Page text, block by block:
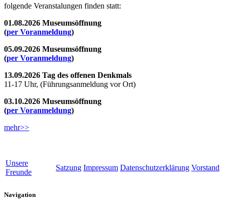
folgende Veranstalungen finden statt:
01.08.2026 Museumsöffnung
(per Voranmeldung)
05.09.2026 Museumsöffnung
(per Voranmeldung)
13.09.2026 Tag des offenen Denkmals
11-17 Uhr, (Führungsanmeldung vor Ort)
03.10.2026 Museumsöffnung
(per Voranmeldung)
mehr>>
Unsere
Freunde
Satzung Impressum Datenschutzerklärung Vorstand
Navigation